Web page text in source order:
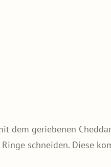
dem geriebenen
schneiden. Diese